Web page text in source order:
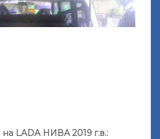
LADA НИВА 2019 г.в.: